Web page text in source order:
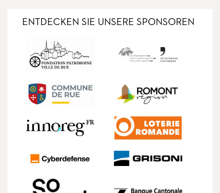
ENTDECKEN SIE UNSERE SPONSOREN